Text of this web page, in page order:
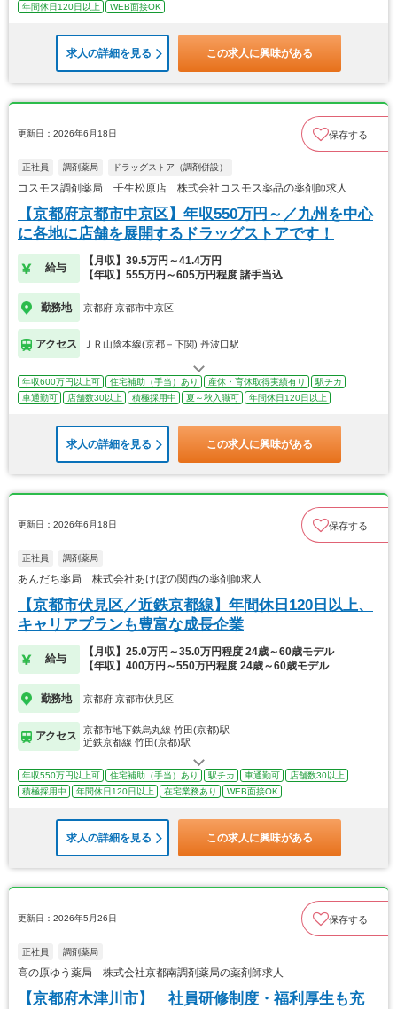
年間休日120日以上
WEB面接OK
求人の詳細を見る この求人に興味がある
更新日：2026年6月18日 保存する
正社員 調剤薬局 ドラッグストア（調剤併設）
コスモス調剤薬局 壬生松原店 株式会社コスモス薬品の薬剤師求人
【京都府京都市中京区】年収550万円～／九州を中心
に各地に店舗を展開するドラッグストアです！
給与
【月収】39.5万円～41.4万円
【年収】555万円～605万円程度 諸手当込
勤務地 京都府 京都市中京区
アクセス ＪＲ山陰本線(京都－下関) 丹波口駅
年収600万円以上可 住宅補助（手当）あり 産休・育休取得実績有り
駅チカ
車通勤可
店舗数30以上 積極採用中 夏～秋入職可 年間休日120日以上
求人の詳細を見る この求人に興味がある
更新日：2026年6月18日 保存する
正社員 調剤薬局
あんだち薬局 株式会社あけぼの関西の薬剤師求人
【京都市伏見区／近鉄京都線】年間休日120日以上、
キャリアプランも豊富な成長企業
給与
【月収】25.0万円～35.0万円程度 24歳～60歳モデル
【年収】400万円～550万円程度 24歳～60歳モデル
勤務地 京都府 京都市伏見区
アクセス
京都市地下鉄烏丸線 竹田(京都)駅
近鉄京都線 竹田(京都)駅
年収550万円以上可 住宅補助（手当）あり 駅チカ 車通勤可
店舗数30以上
積極採用中
年間休日120日以上 在宅業務あり WEB面接OK
求人の詳細を見る この求人に興味がある
更新日：2026年5月26日 保存する
正社員 調剤薬局
高の原ゆう薬局 株式会社京都南調剤薬局の薬剤師求人
【京都府木津川市】 社員研修制度・福利厚生も充